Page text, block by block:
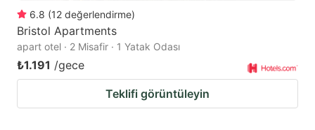
6.8 (12 değerlendirme)
Bristol Apartments
apart otel · 2 Misafir · 1 Yatak Odası
₺1.191 /gece
Teklifi görüntüleyin